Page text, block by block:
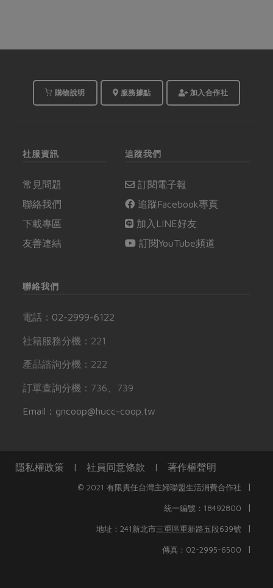
購物說明 服務據點 加入合作社
社服資訊
常見問題
聯絡我們
下載專區
友善連結
追蹤我們
訂閱電子報
追蹤Facebook專頁
加入LINE好友
訂閱YouTube頻道
聯絡我們
電話： 02-2999-6122
社籍服務分機：221
產品諮詢分機：222
訂單查詢分機：736、739
Email：gncoop@hucc-coop.tw
隱私權政策 | 社員同意條款 | 著作權聲明
© 2021 有限責任台灣主婦聯盟生活消費合作社 |
統一編號：18492800 |
地址：241新北市三重區重新路五段639號 |
傳真：02-2995-6500 |